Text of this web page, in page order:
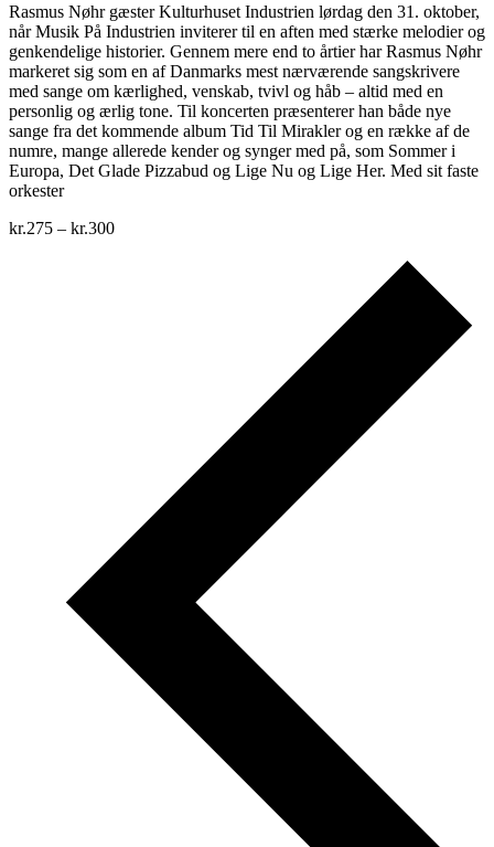
Rasmus Nøhr gæster Kulturhuset Industrien lørdag den 31. oktober,
når Musik På Industrien inviterer til en aften med stærke melodier og
genkendelige historier. Gennem mere end to årtier har Rasmus Nøhr
markeret sig som en af Danmarks mest nærværende sangskrivere
med sange om kærlighed, venskab, tvivl og håb – altid med en
personlig og ærlig tone. Til koncerten præsenterer han både nye
sange fra det kommende album Tid Til Mirakler og en række af de
numre, mange allerede kender og synger med på, som Sommer i
Europa, Det Glade Pizzabud og Lige Nu og Lige Her. Med sit faste
orkester
kr.275 – kr.300